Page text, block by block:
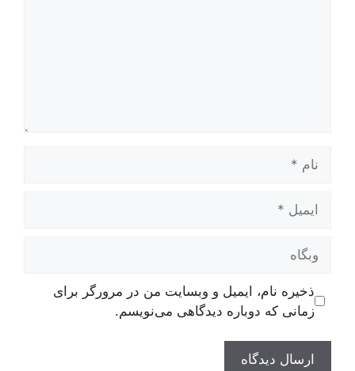
وبگاه
ذخیره نام، ایمیل و وبسایت من در مرورگر برای
زمانی که دوباره دیدگاهی می‌نویسم.